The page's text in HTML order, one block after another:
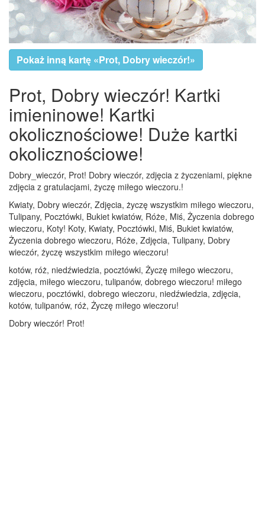
Pokaż inną kartę «Prot, Dobry wieczór!»
Prot, Dobry wieczór! Kartki
imieninowe! Kartki
okolicznościowe! Duże kartki
okolicznościowe!
Dobry_wieczór, Prot! Dobry wieczór, zdjęcia z życzeniami, piękne
zdjęcia z gratulacjami, życzę miłego wieczoru.!
Kwiaty, Dobry wieczór, Zdjęcia, życzę wszystkim miłego wieczoru,
Tulipany, Pocztówki, Bukiet kwiatów, Róże, Miś, Życzenia dobrego
wieczoru, Koty! Koty, Kwiaty, Pocztówki, Miś, Bukiet kwiatów,
Życzenia dobrego wieczoru, Róże, Zdjęcia, Tulipany, Dobry
wieczór, życzę wszystkim miłego wieczoru!
kotów, róż, niedźwiedzia, pocztówki, Życzę miłego wieczoru,
zdjęcia, miłego wieczoru, tulipanów, dobrego wieczoru! miłego
wieczoru, pocztówki, dobrego wieczoru, niedźwiedzia, zdjęcia,
kotów, tulipanów, róż, Życzę miłego wieczoru!
Dobry wieczór! Prot!